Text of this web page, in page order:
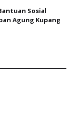
Sosial
Agung Kupang